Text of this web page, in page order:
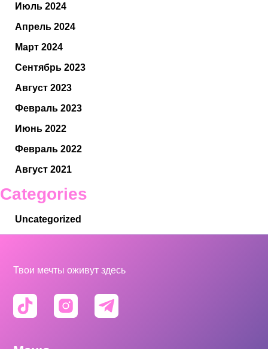
Июль 2024
Апрель 2024
Март 2024
Сентябрь 2023
Август 2023
Февраль 2023
Июнь 2022
Февраль 2022
Август 2021
Categories
Uncategorized
Твои мечты оживут здесь